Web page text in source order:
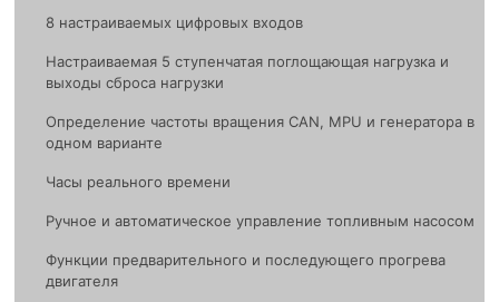
8 настраиваемых цифровых входов
Настраиваемая 5 ступенчатая поглощающая нагрузка и
выходы сброса нагрузки
Определение частоты вращения CAN, MPU и генератора в
одном варианте
Часы реального времени
Ручное и автоматическое управление топливным насосом
Функции предварительного и последующего прогрева
двигателя